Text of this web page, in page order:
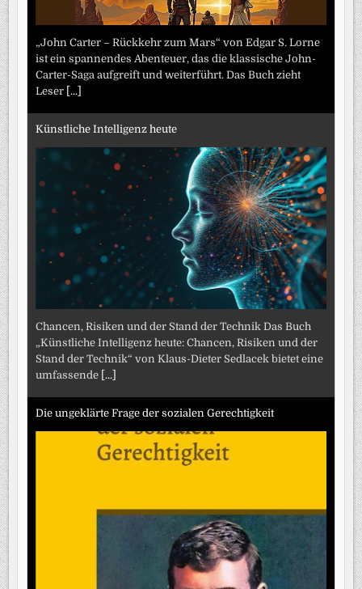
„John Carter – Rückkehr zum Mars“ von Edgar S. Lorne
ist ein spannendes Abenteuer, das die klassische John-
Carter-Saga aufgreift und weiterführt. Das Buch zieht
Leser [...]
Künstliche Intelligenz heute
Chancen, Risiken und der Stand der Technik Das Buch
„Künstliche Intelligenz heute: Chancen, Risiken und der
Stand der Technik“ von Klaus-Dieter Sedlacek bietet eine
umfassende [...]
Die ungeklärte Frage der sozialen Gerechtigkeit